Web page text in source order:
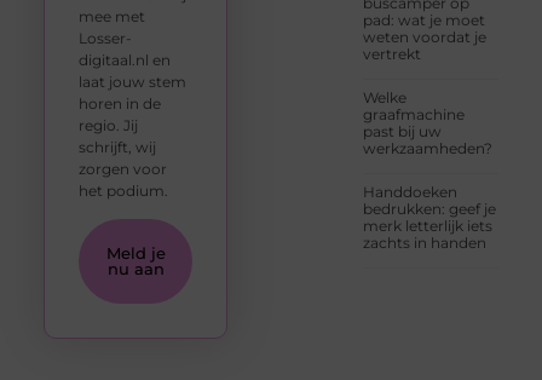
pad: wat je moet
weten voordat je
vertrekt
Welke
graafmachine
past bij uw
werkzaamheden?
Handdoeken
bedrukken: geef je
merk letterlijk iets
zachts in handen
mee met
Losser-
digitaal.nl en
laat jouw stem
horen in de
regio. Jij
schrijft, wij
zorgen voor
het podium.
Meld je
nu aan